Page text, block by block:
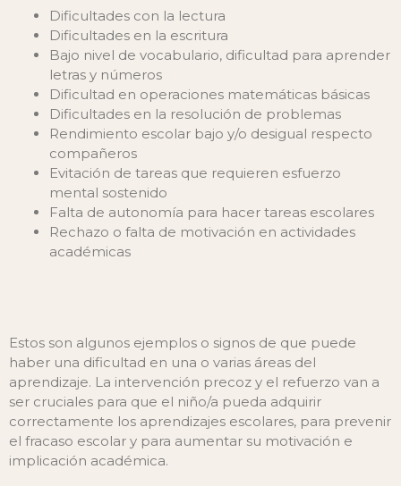
Dificultades con la lectura
Dificultades en la escritura
Bajo nivel de vocabulario, dificultad para aprender
letras y números
Dificultad en operaciones matemáticas básicas
Dificultades en la resolución de problemas
Rendimiento escolar bajo y/o desigual respecto
compañeros
Evitación de tareas que requieren esfuerzo
mental sostenido
Falta de autonomía para hacer tareas escolares
Rechazo o falta de motivación en actividades
académicas
Estos son algunos ejemplos o signos de que puede
haber una dificultad en una o varias áreas del
aprendizaje. La intervención precoz y el refuerzo van a
ser cruciales para que el niño/a pueda adquirir
correctamente los aprendizajes escolares, para prevenir
el fracaso escolar y para aumentar su motivación e
implicación académica.